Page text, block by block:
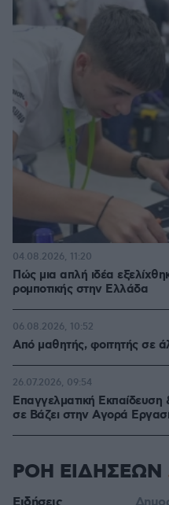
Πώς μια απλή ιδέα
ρομποτικής στην Ελλάδα
04.08.2026, 11:20
Από μαθητής, φοιτητής σε
06.08.2026, 10:52
Επαγγελματική Εκπαίδευση
σε Bάζει στην Aγορά
26.07.2026, 09:54
ΡΟΗ ΕΙΔΗΣΕΩΝ